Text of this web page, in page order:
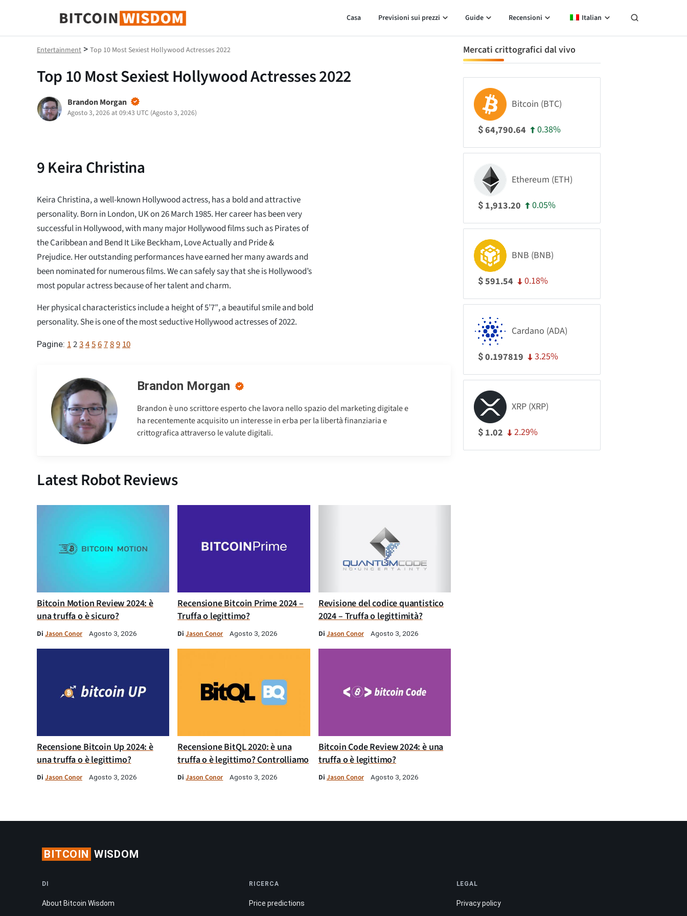
Saggezza Bitcoin
Casa Previsioni sui prezzi Guide Recensioni Italian
Entertainment > Top 10 Most Sexiest Hollywood Actresses 2022
Top 10 Most Sexiest Hollywood Actresses 2022
Brandon Morgan
Agosto 3, 2026 at 09:43 UTC (Agosto 3, 2026)
9Keira Christina
Keira Christina, a well-known Hollywood actress, has a bold and attractive
personality. Born in London, UK on 26 March 1985. Her career has been very
successful in Hollywood, with many major Hollywood films such as Pirates of
the Caribbean and Bend It Like Beckham, Love Actually and Pride &
Prejudice. Her outstanding performances have earned her many awards and
been nominated for numerous films. We can safely say that she is Hollywood’s
most popular actress because of her talent and charm.
Her physical characteristics include a height of 5’7″, a beautiful smile and bold
personality. She is one of the most seductive Hollywood actresses of 2022.
Pagine: 12345678910
Brandon Morgan
Brandon è uno scrittore esperto che lavora nello spazio del marketing digitale e
ha recentemente acquisito un interesse in erba per la libertà finanziaria e
crittografica attraverso le valute digitali.
Latest Robot Reviews
Bitcoin Motion Review 2024: è
una truffa o è sicuro?
Di Jason Conor Agosto 3, 2026
Recensione Bitcoin Prime 2024 –
Truffa o legittimo?
DiJason Conor Agosto 3, 2026
Revisione del codice quantistico
2024 – Truffa o legittimità?
Di Jason Conor Agosto 3, 2026
Recensione Bitcoin Up 2024: è
una truffa o è legittimo?
Di Jason Conor Agosto 3, 2026
Recensione BitQL 2020: è una
truffa o è legittimo? Controlliamo
DiJason Conor Agosto 3, 2026
Bitcoin Code Review 2024: è una
truffa o è legittimo?
Di Jason Conor Agosto 3, 2026
Mercati crittografici dal vivo
Bitcoin (BTC)
$64,790.64 0.38%
Ethereum (ETH)
$ 1,913.20 0.05%
BNB (BNB)
$591.54 0.18%
Cardano (ADA)
$0.197819 3.25%
XRP (XRP)
$ 1.02 2.29%
BITCOIN WISDOM
DI
About Bitcoin Wisdom
RICERCA
Price predictions
LEGAL
Privacy policy